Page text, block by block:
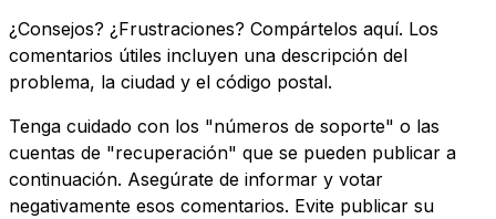
¿Consejos? ¿Frustraciones? Compártelos aquí. Los
comentarios útiles incluyen una descripción del
problema, la ciudad y el código postal.
Tenga cuidado con los "números de soporte" o las
cuentas de "recuperación" que se pueden publicar a
continuación. Asegúrate de informar y votar
negativamente esos comentarios. Evite publicar su